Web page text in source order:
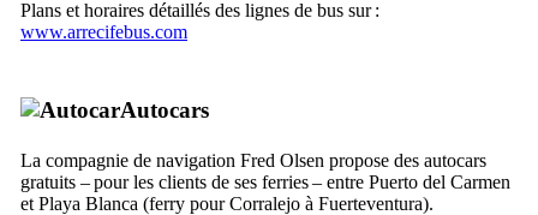
Plans et horaires détaillés des lignes de bus sur :
www.arrecifebus.com
Autocars
La compagnie de navigation Fred Olsen propose des autocars
gratuits – pour les clients de ses ferries – entre Puerto del Carmen
et Playa Blanca (ferry pourCorralejo à Fuerteventura).